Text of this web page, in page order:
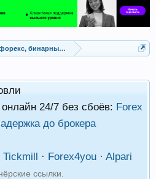
бинарных опционов, ММВБ
24/7 без сбоёв: Forex
до брокера
Tickmill · Forex4you · Alpari
ссылки.